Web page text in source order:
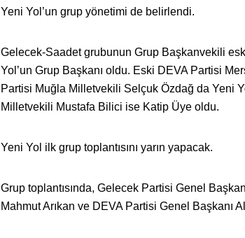
Yeni Yol’un grup yönetimi de belirlendi.
Gelecek-Saadet grubunun Grup Başkanvekili
Yol’un Grup Başkanı oldu. Eski DEVA Partisi
Partisi Muğla Milletvekili Selçuk Özdağ da Yeni
Milletvekili Mustafa Bilici ise Katip Üye oldu.
Yeni Yol ilk grup toplantısını yarın yapacak.
Grup toplantısında, Gelecek Partisi Genel
Mahmut Arıkan ve DEVA Partisi Genel Başkanı